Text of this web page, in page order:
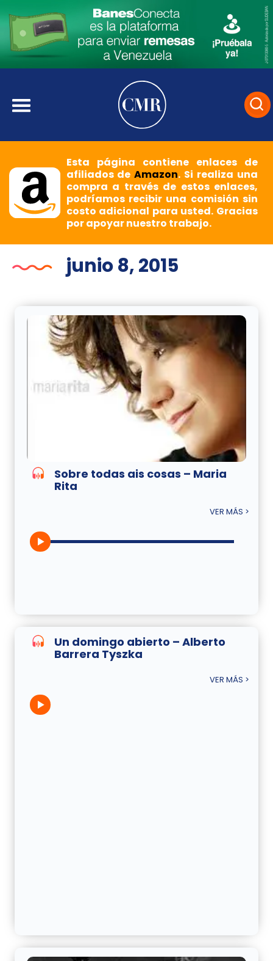
Esta página contiene enlaces de
afiliados deAmazon. Si realiza una
compra a través de estos enlaces,
podríamos recibir una comisión sin
costo adicional para usted. Gracias
por apoyar nuestro trabajo.
junio 8, 2015
Sobre todas ais cosas – Maria
Rita
VER MÁS >
Un domingo abierto – Alberto
Barrera Tyszka
VER MÁS >